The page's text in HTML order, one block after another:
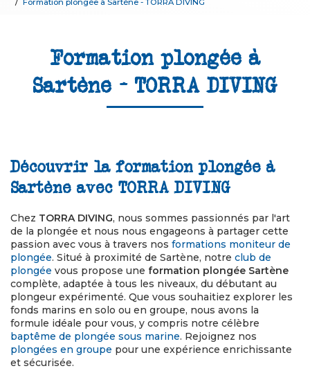
Formation plongée à
Sartène - TORRA DIVING
Découvrir la formation plongée à
Sartène avec TORRA DIVING
Chez TORRA DIVING, nous sommes passionnés par l'art
de la plongée et nous nous engageons à partager cette
passion avec vous à travers nos formations moniteur de
plongée. Situé à proximité de Sartène, notre club de
plongée vous propose une formation plongée Sartène
complète, adaptée à tous les niveaux, du débutant au
plongeur expérimenté. Que vous souhaitiez explorer les
fonds marins en solo ou en groupe, nous avons la
formule idéale pour vous, y compris notre célèbre
baptême de plongée sous marine. Rejoignez nos
plongées en groupe pour une expérience enrichissante
et sécurisée.